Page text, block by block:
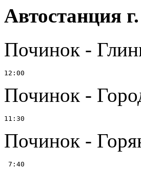
Автостанция
Починок -
Починок -
Починок -
7:40